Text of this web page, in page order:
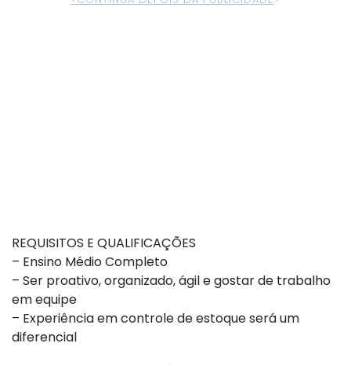
REQUISITOS E QUALIFICAÇÕES
– Ensino Médio Completo
– Ser proativo, organizado, ágil e gostar de trabalho
em equipe
– Experiência em controle de estoque será um
diferencial